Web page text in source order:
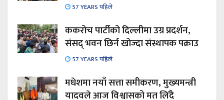
57 YEARS पहिले
ककरोच पार्टीको दिल्लीमा उग्र प्रदर्शन,
संसद् भवन छिर्न खोज्दा संस्थापक पक्राउ
57 YEARS पहिले
मधेशमा नयाँ सत्ता समीकरण, मुख्यमन्त्री
यादवले आज विश्वासको मत लिँदै